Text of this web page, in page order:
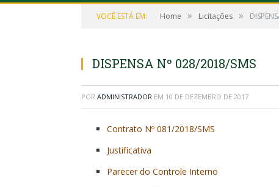
VOCÊ ESTÁ EM: Home » Licitações »
DISPENSA Nº 028/2018/SMS
POR ADMINISTRADOR EM 10 DE DEZEMBRO DE 2017
Contrato Nº 081/2018/SMS
Justificativa
Parecer do Controle Interno